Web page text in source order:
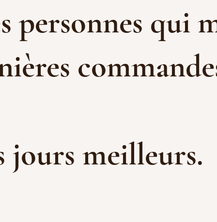
personnes qui
jours meilleurs.